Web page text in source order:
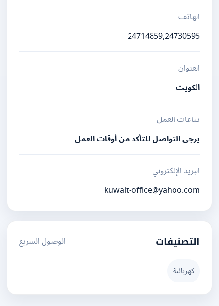
الهاتف
24714859,24730595
العنوان
الكويت
ساعات العمل
يرجى التواصل للتأكد من أوقات العمل
البريد الإلكتروني
kuwait-office@yahoo.com
التصنيفات الوصول السريع
كهربائية